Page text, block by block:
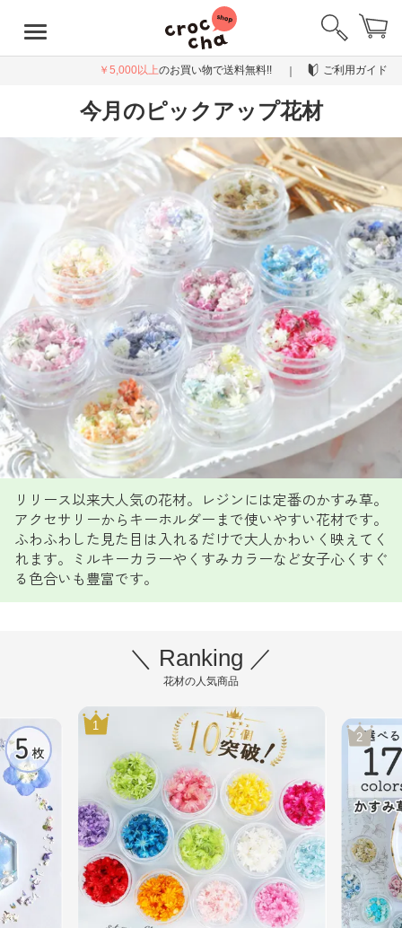
￥5,000以上のお買い物で送料無料!! ご利用ガイド
今月のピックアップ花材
リリース以来大人気の花材。レジンには定番のかすみ草。
アクセサリーからキーホルダーまで使いやすい花材です。
ふわふわした見た目は入れるだけで大人かわいく映えてく
れます。ミルキーカラーやくすみカラーなど女子心くすぐ
る色合いも豊富です。
＼ Ranking ／
花材の人気商品
1
2